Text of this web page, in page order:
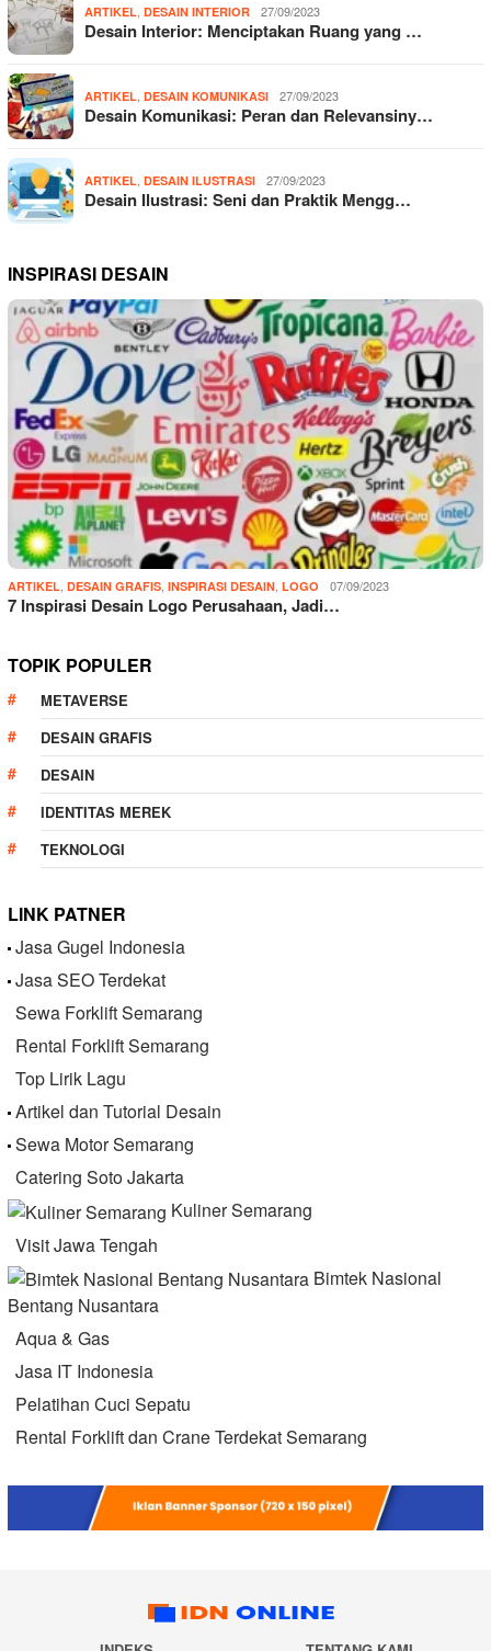
ARTIKEL DESAIN INTERIOR 27/09/2023
Desain Interior: Menciptakan Ruang yang …
ARTIKEL DESAIN KOMUNIKASI 27/09/2023
Desain Komunikasi: Peran dan Relevansiny…
ARTIKEL DESAIN ILUSTRASI 27/09/2023
Desain Ilustrasi: Seni dan Praktik Mengg…
INSPIRASI DESAIN
ARTIKEL DESAIN GRAFIS INSPIRASI DESAIN LOGO 07/09/2023
7 Inspirasi Desain Logo Perusahaan, Jadi…
TOPIK POPULER
METAVERSE
DESAIN GRAFIS
DESAIN
IDENTITAS MEREK
TEKNOLOGI
LINK PATNER
Jasa Gugel Indonesia
Jasa SEO Terdekat
Sewa Forklift Semarang
Rental Forklift Semarang
Top Lirik Lagu
Artikel dan Tutorial Desain
Sewa Motor Semarang
Catering Soto Jakarta
Kuliner Semarang
Visit Jawa Tengah
Bimtek Nasional
Bentang Nusantara
Aqua & Gas
Jasa IT Indonesia
Pelatihan Cuci Sepatu
Rental Forklift dan Crane Terdekat Semarang